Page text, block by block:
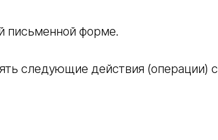
письменной форме.
следующие действия (операции) с